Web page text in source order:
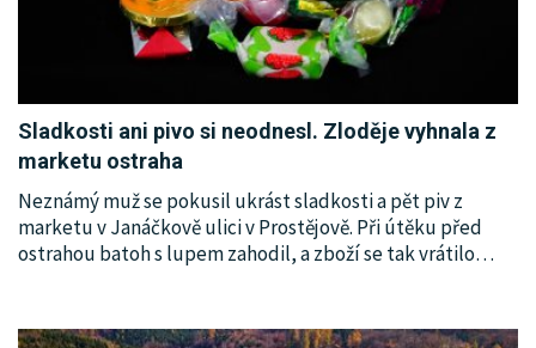
Sladkosti ani pivo si neodnesl. Zloděje vyhnala z
marketu ostraha
Neznámý muž se pokusil ukrást sladkosti a pět piv z
marketu v Janáčkově ulici v Prostějově. Při útěku před
ostrahou batoh s lupem zahodil, a zboží se tak vrátilo…